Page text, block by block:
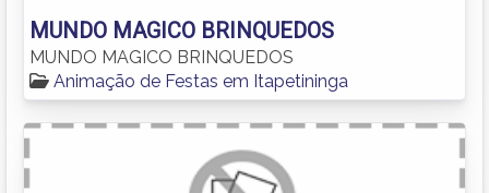
MUNDO MAGICO BRINQUEDOS
MUNDO MAGICO BRINQUEDOS
Animação de Festas em Itapetininga